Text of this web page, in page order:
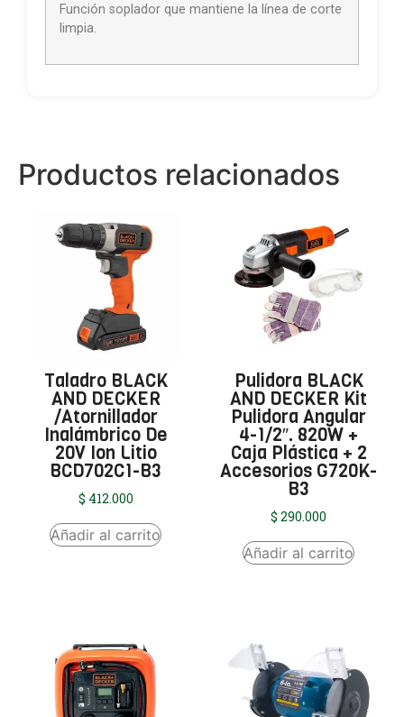
Función soplador que mantiene la línea de corte
limpia.
Productos relacionados
Taladro BLACK
AND DECKER
/Atornillador
Inalámbrico De
20V Ion Litio
BCD702C1-B3
$ 412.000
Añadir al carrito
Pulidora BLACK
AND DECKER Kit
Pulidora Angular
4-1/2″. 820W +
Caja Plástica + 2
Accesorios G720K-
B3
$ 290.000
Añadir al carrito